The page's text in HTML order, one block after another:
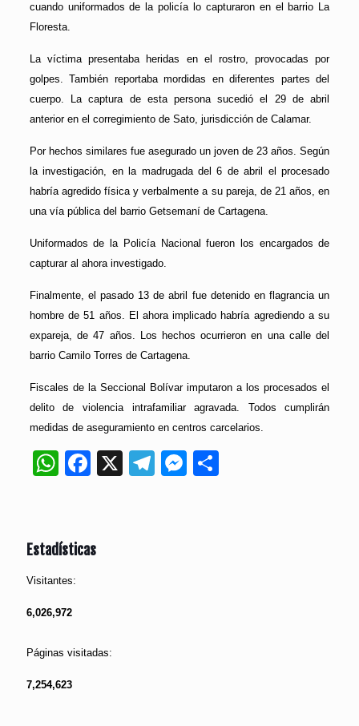
cuando uniformados de la policía lo capturaron en el barrio La
Floresta.
La víctima presentaba heridas en el rostro, provocadas por
golpes. También reportaba mordidas en diferentes partes del
cuerpo. La captura de esta persona sucedió el 29 de abril
anterior en el corregimiento de Sato, jurisdicción de Calamar.
Por hechos similares fue asegurado un joven de 23 años. Según
la investigación, en la madrugada del 6 de abril el procesado
habría agredido física y verbalmente a su pareja, de 21 años, en
una vía pública del barrio Getsemaní de Cartagena.
Uniformados de la Policía Nacional fueron los encargados de
capturar al ahora investigado.
Finalmente, el pasado 13 de abril fue detenido en flagrancia un
hombre de 51 años. El ahora implicado habría agrediendo a su
expareja, de 47 años. Los hechos ocurrieron en una calle del
barrio Camilo Torres de Cartagena.
Fiscales de la Seccional Bolívar imputaron a los procesados el
delito de violencia intrafamiliar agravada. Todos cumplirán
medidas de aseguramiento en centros carcelarios.
WhatsApp
Facebook
X Telegram
Messenger
Estadísticas
Visitantes:
6,026,972
Páginas visitadas:
7,254,623